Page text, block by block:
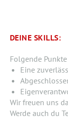
DEINE SKILLS:
Folgende
Eine
Wir freuen uns
Werde auch du